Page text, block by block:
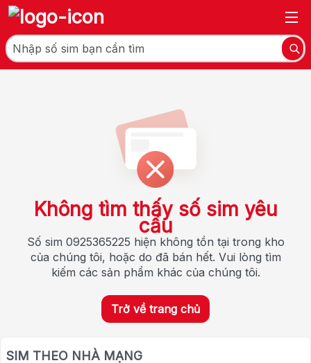
Không tìm thấy số sim yêu
cầu
Số sim 0925365225 hiện không tồn tại trong kho
của chúng tôi, hoặc do đã bán hết. Vui lòng tìm
kiếm các sản phẩm khác của chúng tôi.
Trở về trang chủ
SIM THEO NHÀ MẠNG